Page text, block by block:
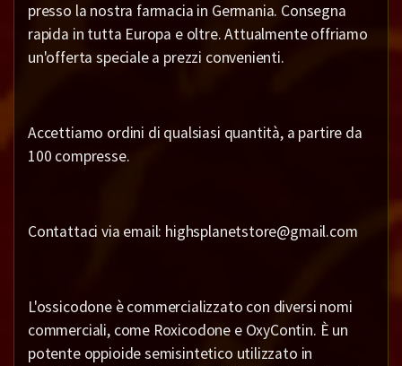
presso la nostra farmacia in Germania. Consegna
rapida in tutta Europa e oltre. Attualmente offriamo
un'offerta speciale a prezzi convenienti.
Accettiamo ordini di qualsiasi quantità, a partire da
100 compresse.
Contattaci via email: highsplanetstore@gmail.com
L'ossicodone è commercializzato con diversi nomi
commerciali, come Roxicodone e OxyContin. È un
potente oppioide semisintetico utilizzato in